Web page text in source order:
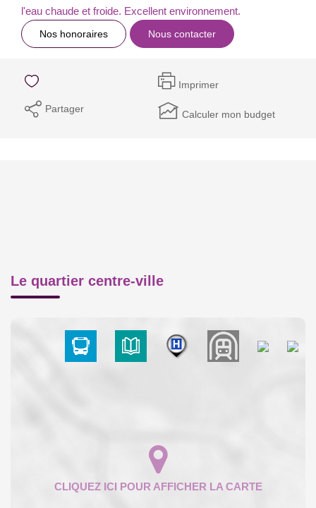
l'eau chaude et froide. Excellent environnement.
Nos honoraires Nous contacter
Imprimer
Partager Calculer mon budget
Le quartier centre-ville